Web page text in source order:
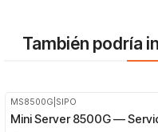
También podría
OFF
MS8500G SIPO
Mini Server 8500G —